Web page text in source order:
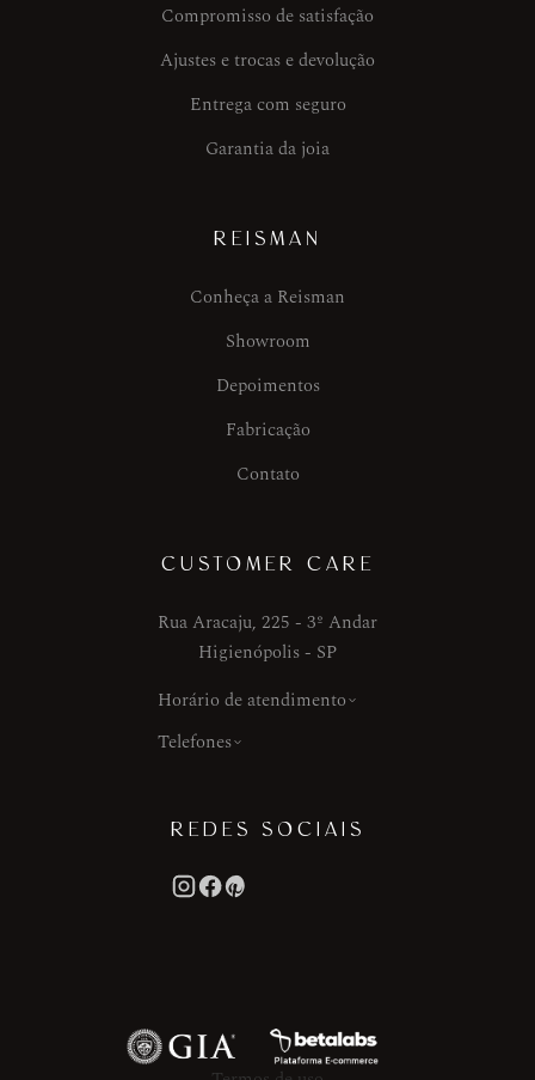
Compromisso de satisfação
Ajustes e trocas e devolução
Entrega com seguro
Garantia da joia
REISMAN
Conheça a Reisman
Showroom
Depoimentos
Fabricação
Contato
CUSTOMER CARE
Rua Aracaju, 225 - 3º Andar
Higienópolis - SP
Horário de atendimento
Telefones
REDES SOCIAIS